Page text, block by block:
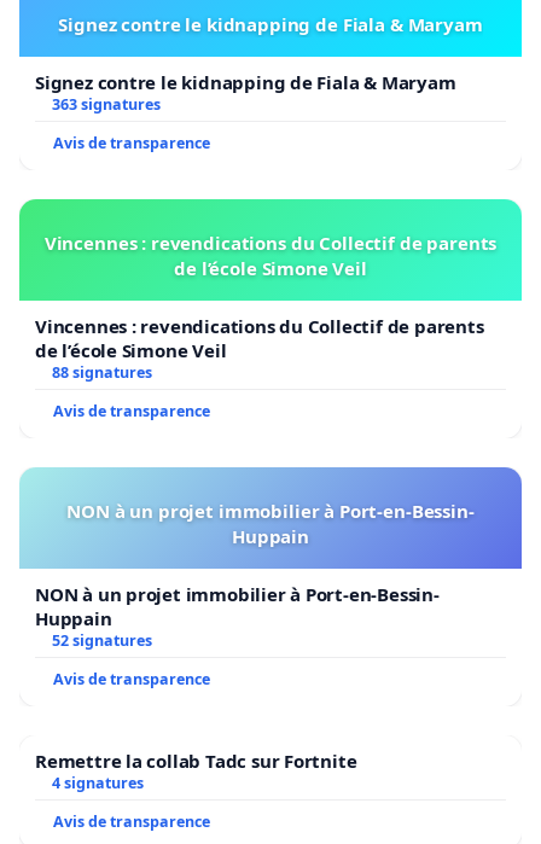
Signez contre le kidnapping de Fiala & Maryam
Signez contre le kidnapping de Fiala & Maryam
363 signatures
Avis de transparence
Vincennes : revendications du Collectif de parents
de l’école Simone Veil
Vincennes : revendications du Collectif de parents
de l’école Simone Veil
88 signatures
Avis de transparence
NON à un projet immobilier à Port-en-Bessin-
Huppain
NON à un projet immobilier à Port-en-Bessin-
Huppain
52 signatures
Avis de transparence
Remettre la collab Tadc sur Fortnite
4 signatures
Avis de transparence